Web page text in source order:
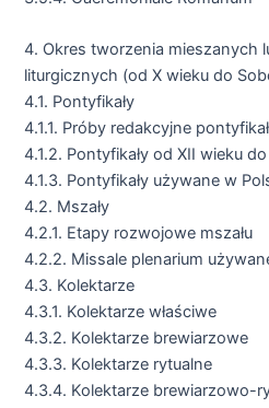
4. Okres tworzenia mieszanych
liturgicznych (od X wieku do
4.1. Pontyfikały
4.1.1. Próby redakcyjne
4.1.2. Pontyfikały od XII wieku
4.1.3. Pontyfikały używane w
4.2. Mszały
4.2.1. Etapy rozwojowe mszału
4.2.2. Missale plenarium
4.3. Kolektarze
4.3.1. Kolektarze właściwe
4.3.2. Kolektarze brewiarzowe
4.3.3. Kolektarze rytualne
4.3.4. Kolektarze brewiarzowo-